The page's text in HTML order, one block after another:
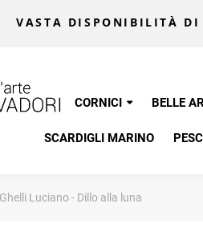
VASTA DISPONIBILITÀ DI
CORNICI BELLE
SCARDIGLI MARINO
Ghelli Luciano - Dillo alla luna